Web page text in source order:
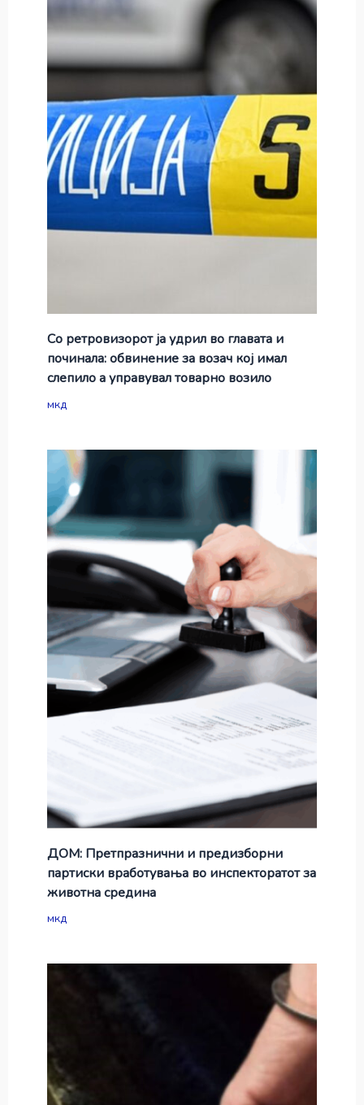
Со ретровизорот ја удрил во главата и
починала: обвинение за возач кој имал
слепило а управувал товарно возило
мкд
ДОМ: Претпразнични и предизборни
партиски вработувања во инспекторатот за
животна средина
мкд